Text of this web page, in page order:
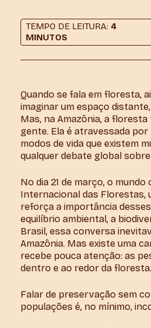
TEMPO DE LEITURA: 4
MINUTOS
Quando se fala em floresta,
imaginar um espaço
Mas, na Amazônia, a
gente. Ela é atravessada
modos de vida que existem
qualquer debate global
No dia 21 de março, o mundo
Internacional das Florestas,
reforça a importância
equilíbrio ambiental, a
Brasil, essa conversa
Amazônia. Mas existe uma
recebe pouca atenção: as
dentro e ao redor da floresta.
Falar de preservação sem
populações é, no mínimo,